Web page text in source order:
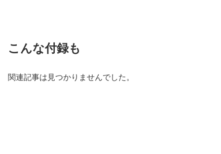
こんな付録も
関連記事は見つかりませんでした。